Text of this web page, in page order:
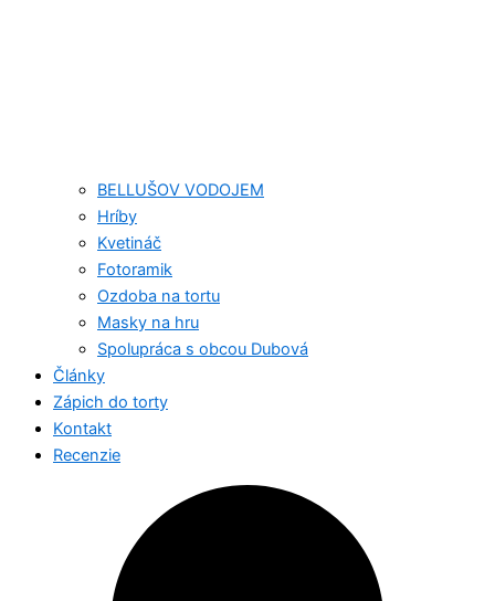
BELLUŠOV VODOJEM
Hríby
Kvetináč
Fotoramik
Ozdoba na tortu
Masky na hru
Spolupráca s obcou Dubová
Články
Zápich do torty
Kontakt
Recenzie